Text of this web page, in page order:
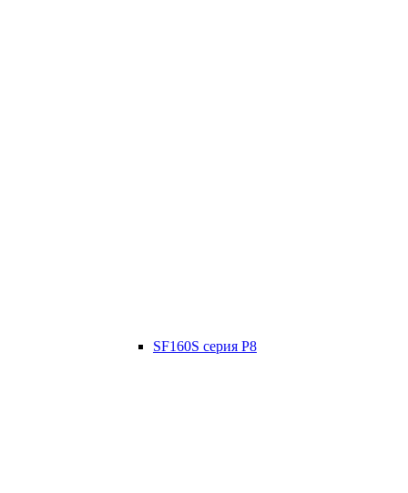
SF160S серия P8